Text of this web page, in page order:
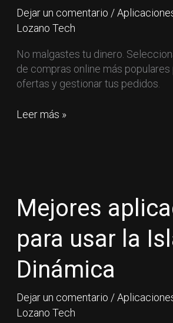
Dejar un comentario /
Lozano Tech
No malgastes tu dinero.
de compras online más populares
ofertas y gestionar tus pedidos.
Leer más »
Mejores
para usar la
Dinámica
Dejar un comentario /
Lozano Tech
para
usar
Isla
Dinámica